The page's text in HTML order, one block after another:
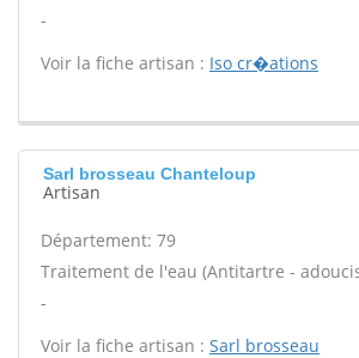
-
Voir la fiche artisan : Iso cr�ations
Sarl brosseau Chanteloup
Artisan
Département: 79
Traitement de l'eau (Antitartre -
-
Voir la fiche artisan : Sarl brosseau